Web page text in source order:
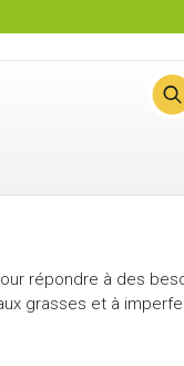
répondre à des
grasses et à